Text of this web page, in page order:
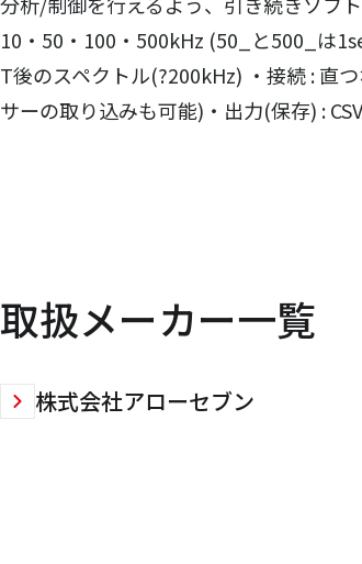
10・50・100・500kHz (50_と500_は
T後のスペクトル(?200kHz) ・接続 : 直
サーの取り込みも可能)・出力(保存) :
取扱メーカー一覧
株式会社アローセブン